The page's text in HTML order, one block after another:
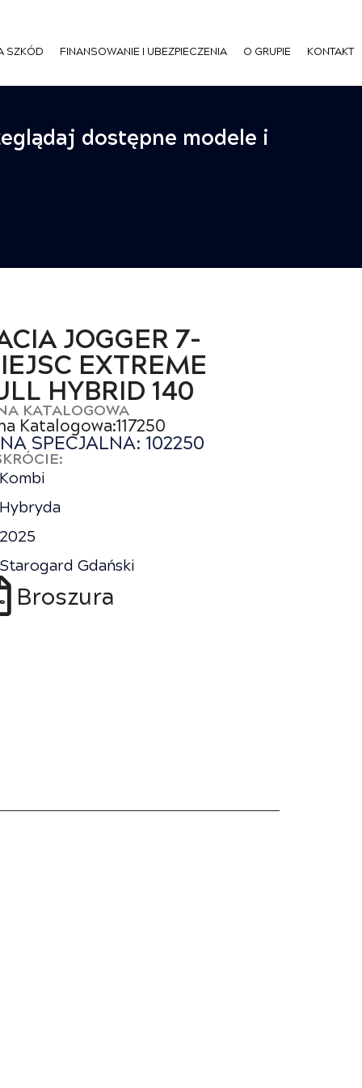
SZKÓD FINANSOWANIE I UBEZPIECZENIA O GRUPIE KONTAKT
dostępne modele i
JOGGER 7-
EXTREME
HYBRID 140
KATALOGOWA
Katalogowa:117250
SPECJALNA: 102250
Kombi
Hybryda
2025
Starogard Gdański
Broszura